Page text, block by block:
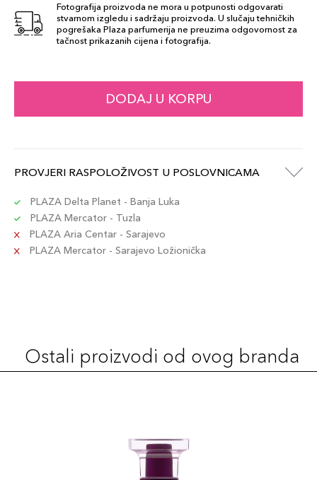
Fotografija proizvoda ne mora u potpunosti odgovarati
stvarnom izgledu i sadržaju proizvoda. U slučaju tehničkih
pogrešaka Plaza parfumerija ne preuzima odgovornost za
tačnost prikazanih cijena i fotografija.
DODAJ U KORPU
PROVJERI RASPOLOŽIVOST U POSLOVNICAMA
PLAZA Delta Planet - Banja Luka
PLAZA Mercator - Tuzla
PLAZA Aria Centar - Sarajevo
PLAZA Mercator - Sarajevo Ložionička
Ostali proizvodi od ovog branda